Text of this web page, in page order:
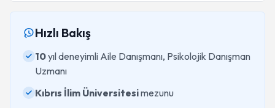
Hızlı Bakış
10yıl deneyimli Aile Danışmanı, Psikolojik Danışman
Uzmanı
Kıbrıs İlim Üniversitesimezunu